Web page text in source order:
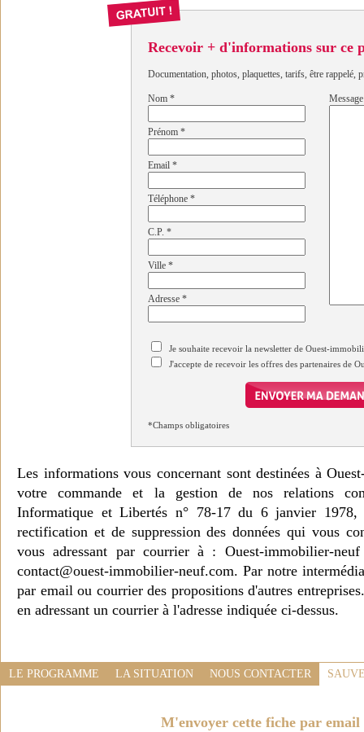
Recevoir + d'informations sur ce
Documentation, photos, plaquettes, tarifs, être rappelé,
Nom *
Prénom *
Email *
Téléphone *
C.P. *
Ville *
Adresse *
Message
Je souhaite recevoir la newsletter de Ouest-
J'accepte de recevoir les offres des partenaires de
*Champs obligatoires
Les informations vous concernant sont destinées à
votre commande et la gestion de nos relations
Informatique et Libertés n° 78-17 du 6 janvier 1978,
rectification et de suppression des données qui vous
vous adressant par courrier à : Ouest-immobilier-
contact@ouest-immobilier-neuf.com. Par notre
par email ou courrier des propositions d'autres
en adressant un courrier à l'adresse indiquée ci-dessus.
LE PROGRAMME LA SITUATION NOUS CONTACTER
M'envoyer cette fiche par email